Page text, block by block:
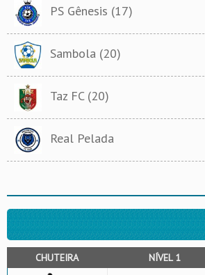
PS Gênesis (17)
Sambola (20)
Taz FC (20)
Real Pelada
CHUTEIRA NÍVEL 1